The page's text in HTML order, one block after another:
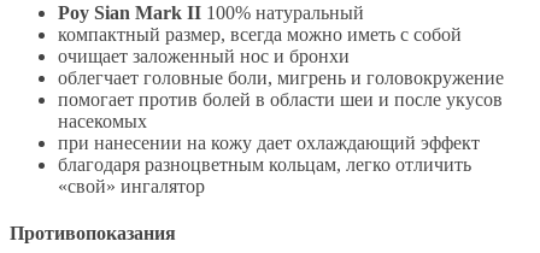
Poy Sian Mark II 100% натуральный
компактный размер, всегда можно иметь с собой
очищает заложенный нос и бронхи
облегчает головные боли, мигрень и головокружение
помогает против болей в области шеи и после укусов
насекомых
при нанесении на кожу дает охлаждающий эффект
благодаря разноцветным кольцам, легко отличить
«свой» ингалятор
Противопоказания